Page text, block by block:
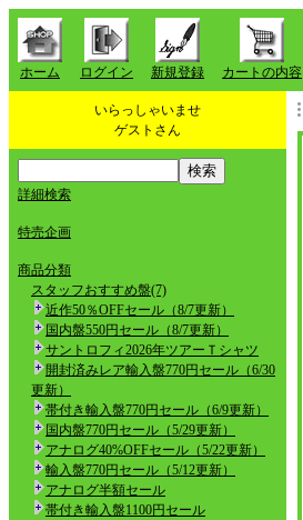
ホーム ログイン 新規登録 カートの内容
いらっしゃいませ
ゲストさん
詳細検索
特売企画
商品分類
スタッフおすすめ盤(7)
近作50％OFFセール（8/7更新）
国内盤550円セール（8/7更新）
サントロフィ2026年ツアーＴシャツ
開封済みレア輸入盤770円セール（6/30
更新）
帯付き輸入盤770円セール（6/9更新）
国内盤770円セール（5/29更新）
アナログ40%OFFセール（5/22更新）
輸入盤770円セール（5/12更新）
アナログ半額セール
帯付き輸入盤1100円セール